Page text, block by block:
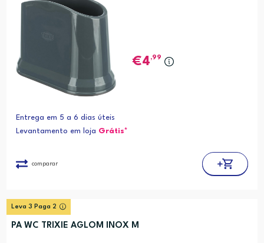
4,99
Entrega em 5 a 6 dias úteis
Levantamento em loja Grátis*
comparar
Leva 3 Paga 2
PA WC TRIXIE AGLOM INOX M